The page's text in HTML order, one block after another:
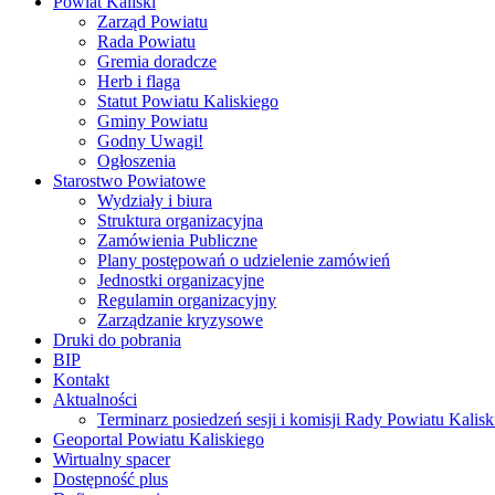
Zarząd Powiatu
Rada Powiatu
Gremia doradcze
Herb i flaga
Statut Powiatu Kaliskiego
Gminy Powiatu
Godny Uwagi!
Ogłoszenia
Starostwo Powiatowe
Wydziały i biura
Struktura organizacyjna
Zamówienia Publiczne
Plany postępowań o udzielenie zamówień
Jednostki organizacyjne
Regulamin organizacyjny
Zarządzanie kryzysowe
Druki do pobrania
BIP
Kontakt
Aktualności
Terminarz posiedzeń sesji i komisji Rady Powiatu
Geoportal Powiatu Kaliskiego
Wirtualny spacer
Dostępność plus